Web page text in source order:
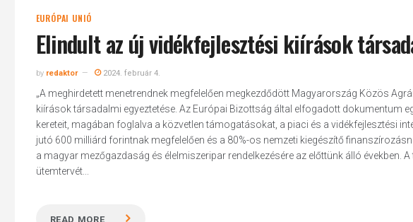
EURÓPAI UNIÓ
Elindult az új vidékfejlesztési kiírások
by redaktor 2024. február 4.
„A meghirdetett menetrendnek megfelelően megkezdődött Magyarország Közös
kiírások társadalmi egyeztetése. Az Európai Bizottság által elfogadott dokumentum
kereteit, magában foglalva a közvetlen támogatásokat, a piaci és a vidékfejlesztési
jutó 600 milliárd forintnak megfelelően és a 80%-os nemzeti kiegészítő
a magyar mezőgazdaság és élelmiszeripar rendelkezésére az előttünk álló években.
ütemtervét...
READ MORE